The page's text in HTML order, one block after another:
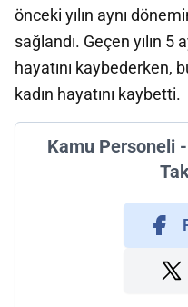
önceki yılın aynı
sağlandı. Geçen yılın 5
hayatını kaybederken,
kadın hayatını kaybetti.
Kamu Personeli